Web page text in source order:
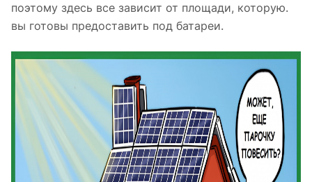
поэтому здесь все зависит от площади, которую.
вы готовы предоставить под батареи.